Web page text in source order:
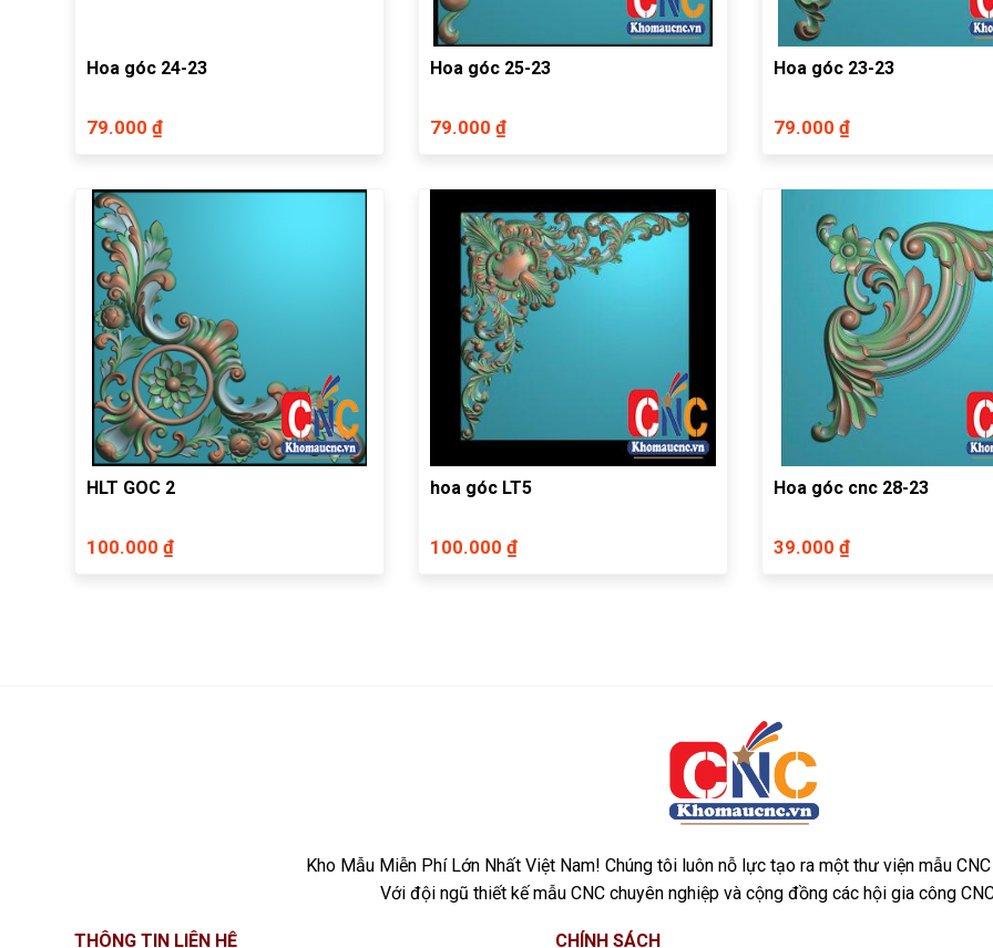
Hoa góc 24-23
79.000 ₫
Hoa góc 25-23
79.000 ₫
Hoa góc 23-23
79.000 ₫
HLT GOC 2
100.000 ₫
hoa góc LT5
100.000 ₫
Hoa góc cnc 28-23
39.000 ₫
Kho Mẫu Miễn Phí Lớn Nhất Việt Nam! Chúng tôi luôn nỗ lực tạo ra một thư viện mẫu
Với đội ngũ thiết kế mẫu CNC chuyên nghiệp và cộng đồng các hội gia công
THÔNG TIN LIÊN HỆ CHÍNH SÁCH